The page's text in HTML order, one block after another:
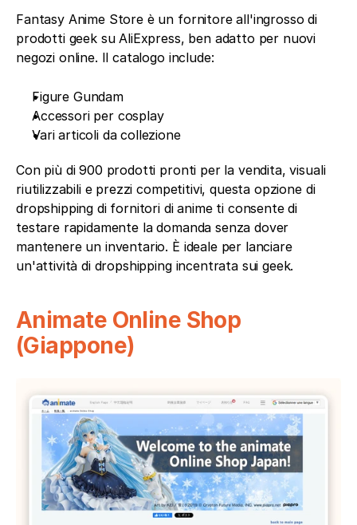
Fantasy Anime Store è un fornitore all'ingrosso di
prodotti geek su AliExpress, ben adatto per nuovi
negozi online. Il catalogo include:
Figure Gundam
Accessori per cosplay
Vari articoli da collezione
Con più di 900 prodotti pronti per la vendita, visuali
riutilizzabili e prezzi competitivi, questa opzione di
dropshipping di fornitori di anime ti consente di
testare rapidamente la domanda senza dover
mantenere un inventario. È ideale per lanciare
un'attività di dropshipping incentrata sui geek.
Animate Online Shop
(Giappone)